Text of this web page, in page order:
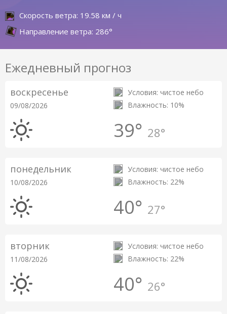
Скорость ветра: 19.58 км / ч
Направление ветра: 286°
Ежедневный прогноз
воскресенье
09/08/2026
Условия: чистое небо
Влажность: 10%
39° 28°
понедельник
10/08/2026
Условия: чистое небо
Влажность: 22%
40° 27°
вторник
11/08/2026
Условия: чистое небо
Влажность: 22%
40° 26°